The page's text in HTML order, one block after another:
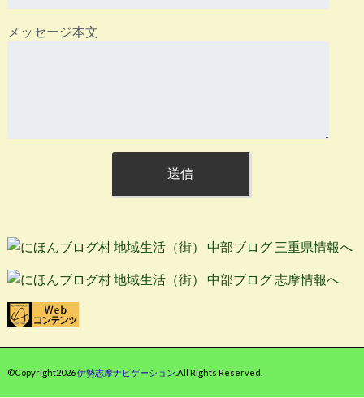
メッセージ本文
©Copyright2026伊勢志摩ナビゲーション .All Rights Reserved.